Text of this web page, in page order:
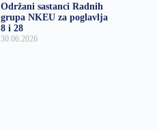
Održani sastanci Radnih
grupa NKEU za poglavlja
8 i 28
30.06.2026